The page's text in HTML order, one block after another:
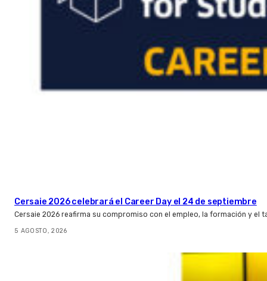
Cersaie 2026 celebrará el Career Day el 24 de septiembre
Cersaie 2026 reafirma su compromiso con el empleo, la formación y el
5 AGOSTO, 2026